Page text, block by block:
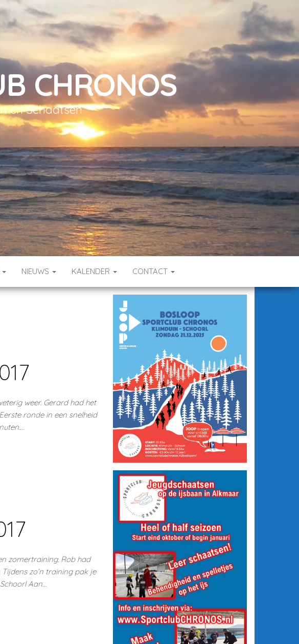
CHRONOS
en Schaatsen
NIEUWS KALENDER CONTACT
weer. Gerard had het
ronde in een snelheid
zomertraining. Rob had
zo’n training pak je
Aan…